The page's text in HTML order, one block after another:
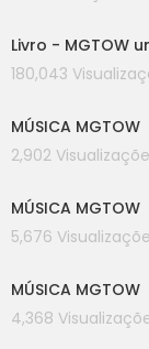
Livro - MGTOW
180,043
MÚSICA MGTOW
2,902
MÚSICA MGTOW
5,676
MÚSICA MGTOW
4,368